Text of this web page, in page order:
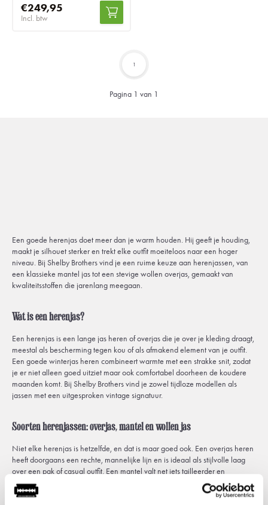
€249,95
Incl. btw
Pagina 1 van 1
1
Een goede herenjas doet meer dan je warm houden. Hij geeft je houding,
maakt je silhouet sterker en trekt elke outfit moeiteloos naar een hoger
niveau. Bij Shelby Brothers vind je een ruime keuze aan herenjassen, van
een klassieke mantel jas tot een stevige wollen overjas, gemaakt van
kwaliteitsstoffen die jarenlang meegaan.
Wat is een herenjas?
Een herenjas is een lange jas heren of overjas die je over je kleding draagt,
meestal als bescherming tegen kou of als afmakend element van je outfit.
Een goede winterjas heren combineert warmte met een strakke snit, zodat
je er niet alleen goed uitziet maar ook comfortabel doorheen de koudere
maanden komt. Bij Shelby Brothers vind je zowel tijdloze modellen als
jassen met een uitgesproken vintage signatuur.
Soorten herenjassen: overjas, mantel en wollen jas
Niet elke herenjas is hetzelfde, en dat is maar goed ook. Een overjas heren
heeft doorgaans een rechte, mannelijke lijn en is ideaal als stijlvolle laag
over een pak of casual outfit. Een mantel valt net iets tailleerder en
verfijnder, en werkt goed als je een net iets subtielere uitstraling zoekt. Een
wollen jas heren tot slot biedt de beste isolatie voor echt koude dagen,